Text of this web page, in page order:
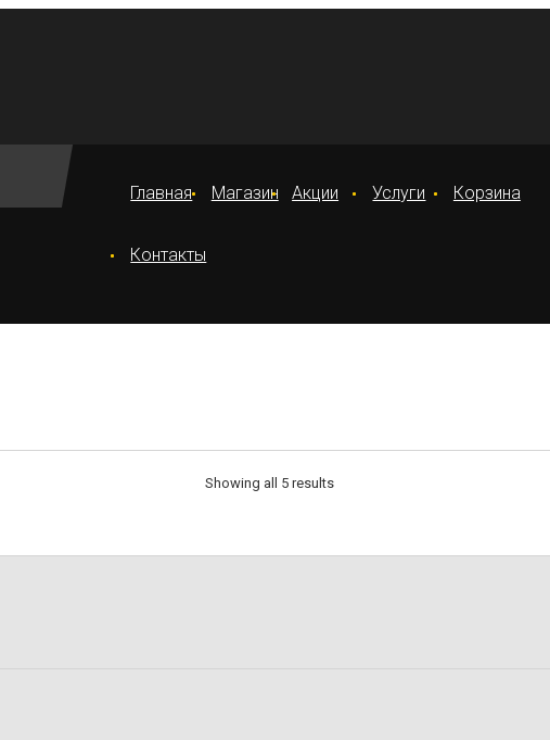
Главная Магазин Акции Услуги Корзина
Контакты
Showing all 5 results